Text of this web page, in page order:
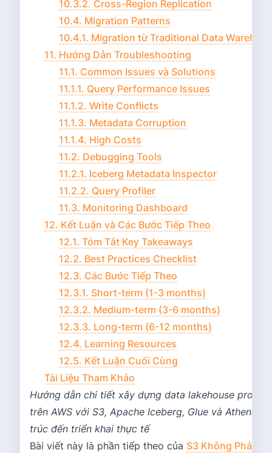
10.3.2. Cross-Region Replication
10.4. Migration Patterns
10.4.1. Migration từ Traditional Data
11. Hướng Dẫn Troubleshooting
11.1. Common Issues và Solutions
11.1.1. Query Performance Issues
11.1.2. Write Conflicts
11.1.3. Metadata Corruption
11.1.4. High Costs
11.2. Debugging Tools
11.2.1. Iceberg Metadata Inspector
11.2.2. Query Profiler
11.3. Monitoring Dashboard
12. Kết Luận và Các Bước Tiếp Theo
12.1. Tóm Tắt Key Takeaways
12.2. Best Practices Checklist
12.3. Các Bước Tiếp Theo
12.3.1. Short-term (1-3 months)
12.3.2. Medium-term (3-6 months)
12.3.3. Long-term (6-12 months)
12.4. Learning Resources
12.5. Kết Luận Cuối Cùng
Tài Liệu Tham Khảo
Hướng dẫn chi tiết xây dựng data lakehouse
trên AWS với S3, Apache Iceberg, Glue và Athena -
trúc đến triển khai thực tế
Bài viết này là phần tiếp theo của S3 Không Phải Là